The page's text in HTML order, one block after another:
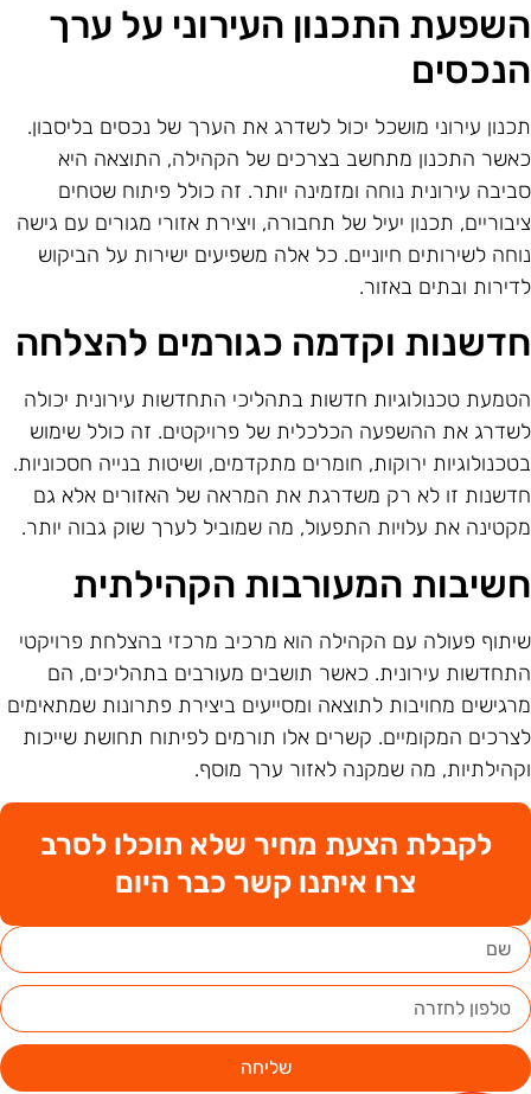
התכנון העירוני על ערך
עירוני מושכל יכול לשדרג את הערך של נכסים בליסבון.
התכנון מתחשב בצרכים של הקהילה, התוצאה היא
עירונית נוחה ומזמינה יותר. זה כולל פיתוח שטחים
תכנון יעיל של תחבורה, ויצירת אזורי מגורים עם גישה
לשירותים חיוניים. כל אלה משפיעים ישירות על הביקוש
ובתים באזור.
וקדמה כגורמים להצלחה
טכנולוגיות חדשות בתהליכי התחדשות עירונית יכולה
את ההשפעה הכלכלית של פרויקטים. זה כולל שימוש
ירוקות, חומרים מתקדמים, ושיטות בנייה חסכוניות.
זו לא רק משדרגת את המראה של האזורים אלא גם
את עלויות התפעול, מה שמוביל לערך שוק גבוה יותר.
המעורבות הקהילתית
פעולה עם הקהילה הוא מרכיב מרכזי בהצלחת פרויקטי
עירונית. כאשר תושבים מעורבים בתהליכים, הם
מחויבות לתוצאה ומסייעים ביצירת פתרונות שמתאימים
המקומיים. קשרים אלו תורמים לפיתוח תחושת שייכות
מה שמקנה לאזור ערך מוסף.
לקבלת הצעת מחיר שלא תוכלו לסרב
צרו איתנו קשר כבר היום
שליחה